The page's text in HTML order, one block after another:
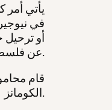
يأتي أمر
في
أو ترحيل
عن فلسطين.
قام
الكومانز.